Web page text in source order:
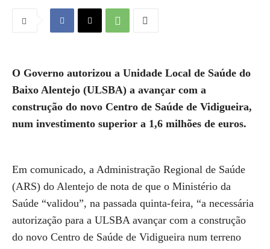
O Governo autorizou a Unidade Local de Saúde do
Baixo Alentejo (ULSBA) a avançar com a
construção do novo Centro de Saúde de Vidigueira,
num investimento superior a 1,6 milhões de euros.
Em comunicado, a Administração Regional de Saúde
(ARS) do Alentejo de nota de que o Ministério da
Saúde “validou”, na passada quinta-feira, “a necessária
autorização para a ULSBA avançar com a construção
do novo Centro de Saúde de Vidigueira num terreno